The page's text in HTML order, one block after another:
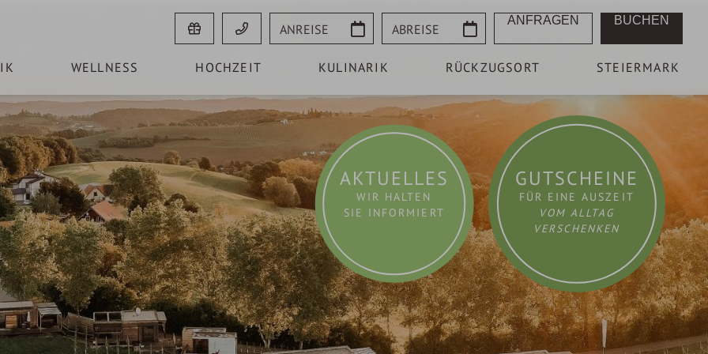
Anreise Abreise ANFRAGEN BUCHEN
WELLNESS HOCHZEIT KULINARIK RÜCKZUGSORT STEIERMARK
GUTSCHEINE
FÜR EINE AUSZEIT
VOM ALLTAG
VERSCHENKEN
AKTUELLES
WIR HALTEN
SIE INFORMIERT